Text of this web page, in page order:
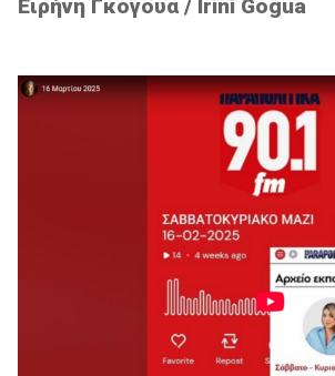
Ειρήνη Γκόγουα / Irini Gogua